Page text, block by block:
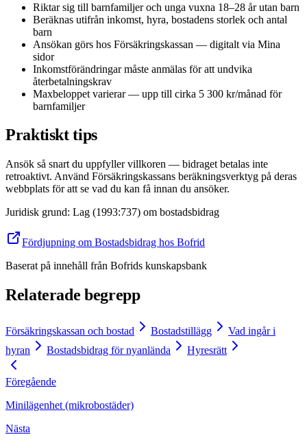
Riktar sig till barnfamiljer och unga vuxna 18–28 år utan barn
Beräknas utifrån inkomst, hyra, bostadens storlek och antal
barn
Ansökan görs hos Försäkringskassan — digitalt via Mina
sidor
Inkomstförändringar måste anmälas för att undvika
återbetalningskrav
Maxbeloppet varierar — upp till cirka 5 300 kr/månad för
barnfamiljer
Praktiskt tips
Ansök så snart du uppfyller villkoren — bidraget betalas inte
retroaktivt. Använd Försäkringskassans beräkningsverktyg på deras
webbplats för att se vad du kan få innan du ansöker.
Juridisk grund: Lag (1993:737) om bostadsbidrag
Fördjupning om Bostadsbidrag hos Bofrid
Baserat på innehåll från Bofrids kunskapsbank
Relaterade begrepp
Försäkringskassan och bostad Bostadstillägg
Vad ingår i
hyran
Bostadsbidrag för nyanlända Hyresrätt
Föregående
Minilägenhet (mikrobostäder)
Nästa